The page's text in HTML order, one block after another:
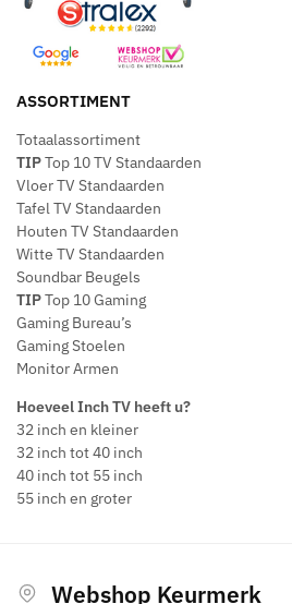
ASSORTIMENT
Totaalassortiment
TIPTop 10 TV Standaarden
Vloer TV Standaarden
Tafel TV Standaarden
Houten TV Standaarden
Witte TV Standaarden
Soundbar Beugels
TIPTop 10 Gaming
Gaming Bureau’s
Gaming Stoelen
Monitor Armen
Hoeveel Inch TV heeft u?
32 inch en kleiner
32 inch tot 40 inch
40 inch tot 55 inch
55 inch en groter
Webshop Keurmerk